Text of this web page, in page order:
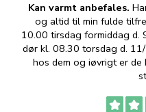
Kan varmt anbefales.
og altid til min fulde
10.00 tirsdag formiddag d.
dør kl. 08.30 torsdag d.
hos dem og iøvrigt er de